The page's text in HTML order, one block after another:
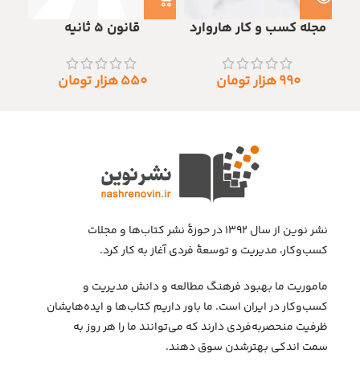
مجله کسب و کار هاروارد
۹۹۰هزار تومان
قانون ۵ ثانیه
۵۵۰هزار تومان
نشر نوین از سال ۱۳۹۲ در حوزهٔ نشر کتاب‌ها و مجلات
کسب‌وکار، مدیریت و توسعهٔ فردی آغاز به کار کرد.
ماموریت ما بهبود فرهنگ مطالعه و دانش مدیریت و
کسب‌وکار در ایران است. ما باور داریم کتاب‌ها و ایده‌هایشان
ظرفیت منحصربه‌فردی دارند که می‌توانند ما را هر روز به
سمت اندکی بهتر‌شدن سوق دهند.